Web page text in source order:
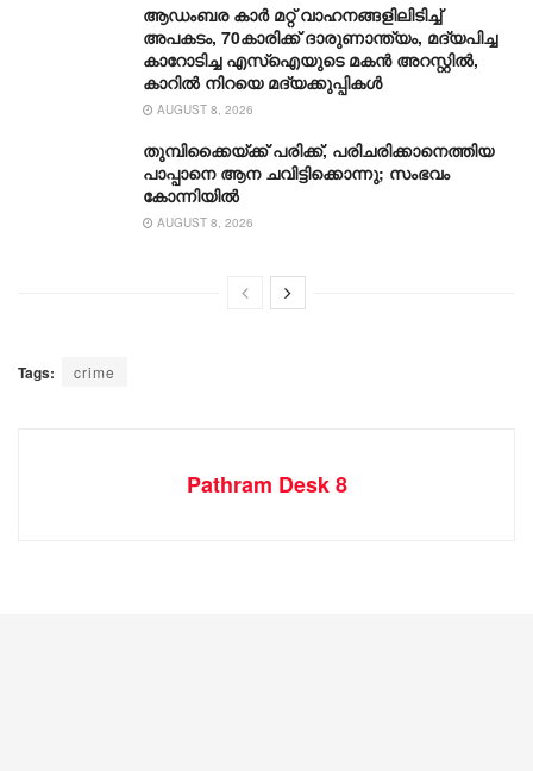
ആഡംബര കാര്‍ മറ്റ് വാഹനങ്ങളിലിടിച്ച്
അപകടം, 70കാരിക്ക് ദാരുണാന്ത്യം, മദ്യപിച്ച
കാറോടിച്ച എസ്ഐയുടെ മകന്‍ അറസ്റ്റില്‍,
കാറില്‍ നിറയെ മദ്യക്കുപ്പികള്‍
AUGUST 8, 2026
തുമ്പിക്കൈയ്ക്ക് പരിക്ക്, പരിചരിക്കാനെത്തിയ
പാപ്പാനെ ആന ചവിട്ടിക്കൊന്നു; സംഭവം
കോന്നിയിൽ
AUGUST 8, 2026
Tags: crime
Pathram Desk 8